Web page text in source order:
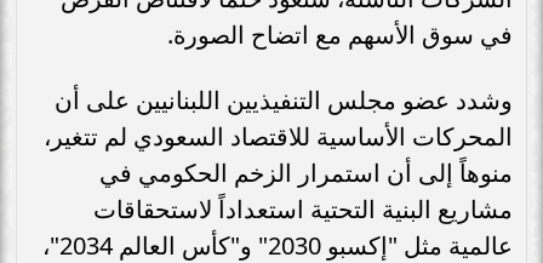
في سوق الأسهم مع اتضاح الصورة.
وشدد عضو مجلس التنفيذيين اللبنانيين على أن
المحركات الأساسية للاقتصاد السعودي لم تتغير،
منوهاً إلى أن استمرار الزخم الحكومي في
مشاريع البنية التحتية استعداداً لاستحقاقات
عالمية مثل "إكسبو 2030" و"كأس العالم 2034"،